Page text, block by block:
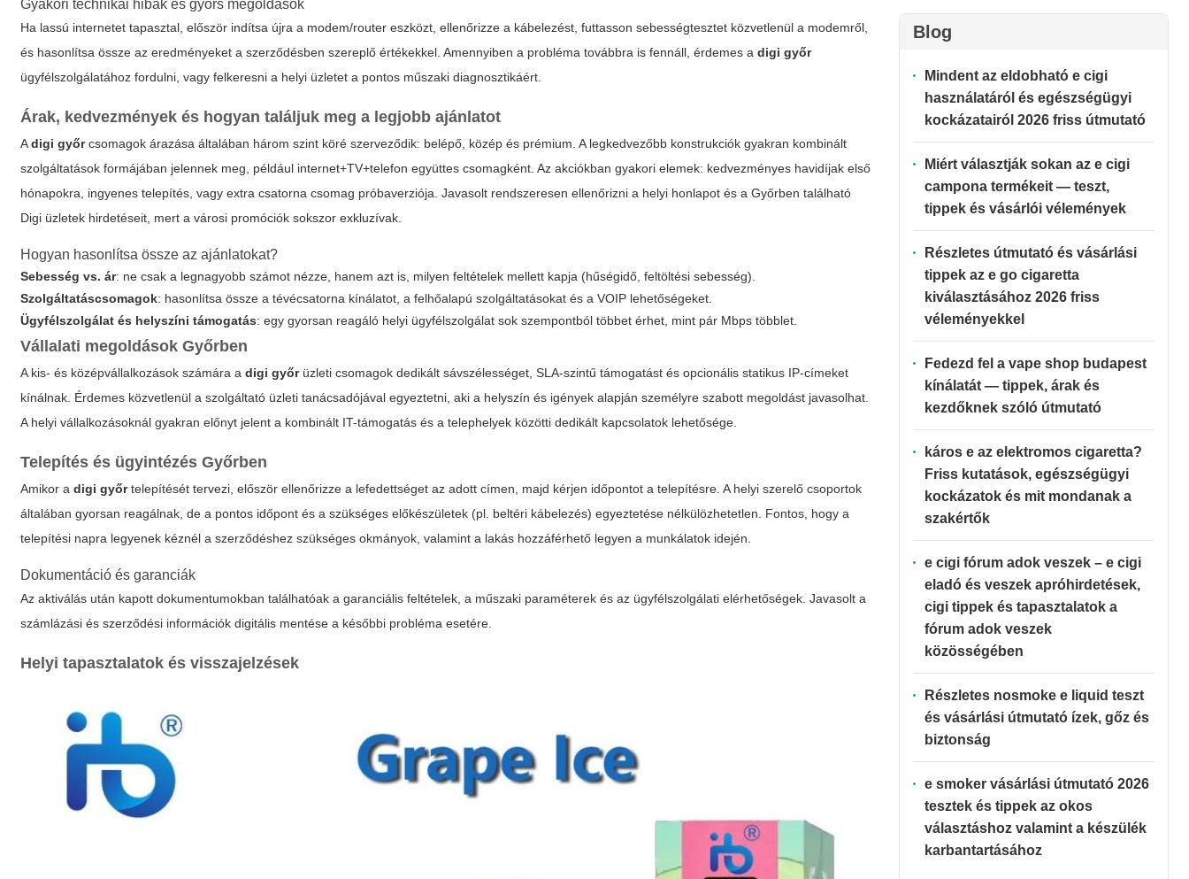
Gyakori technikai hibák és gyors megoldások
Ha lassú internetet tapasztal, először indítsa újra a modem/router eszközt, ellenőrizze a kábelezést, futtasson sebességtesztet közvetlenül a modemről,
és hasonlítsa össze az eredményeket a szerződésben szereplő értékekkel. Amennyiben a probléma továbbra is fennáll, érdemes adigi győr
ügyfélszolgálatához fordulni, vagy felkeresni a helyi üzletet a pontos műszaki diagnosztikáért.
Árak, kedvezmények és hogyan találjuk meg a legjobb ajánlatot
Adigi győrcsomagok árazása általában három szint köré szerveződik: belépő, közép és prémium. A legkedvezőbb konstrukciók gyakran kombinált
szolgáltatások formájában jelennek meg, például internet+TV+telefon együttes csomagként. Az akciókban gyakori elemek: kedvezményes havidíjak első
hónapokra, ingyenes telepítés, vagy extra csatorna csomag próbaverziója. Javasolt rendszeresen ellenőrizni a helyi honlapot és a Győrben található
Digi üzletek hirdetéseit, mert a városi promóciók sokszor exkluzívak.
Hogyan hasonlítsa össze az ajánlatokat?
Sebesség vs. ár: ne csak a legnagyobb számot nézze, hanem azt is, milyen feltételek mellett kapja (hűségidő, feltöltési sebesség).
Szolgáltatáscsomagok: hasonlítsa össze a tévécsatorna kínálatot, a felhőalapú szolgáltatásokat és a VOIP lehetőségeket.
Ügyfélszolgálat és helyszíni támogatás: egy gyorsan reagáló helyi ügyfélszolgálat sok szempontból többet érhet, mint pár Mbps többlet.
Vállalati megoldások Győrben
A kis- és középvállalkozások számára adigi győrüzleti csomagok dedikált sávszélességet, SLA-szintű támogatást és opcionális statikus IP-címeket
kínálnak. Érdemes közvetlenül a szolgáltató üzleti tanácsadójával egyeztetni, aki a helyszín és igények alapján személyre szabott megoldást javasolhat.
A helyi vállalkozásoknál gyakran előnyt jelent a kombinált IT-támogatás és a telephelyek közötti dedikált kapcsolatok lehetősége.
Telepítés és ügyintézés Győrben
Amikor adigi győrtelepítését tervezi, először ellenőrizze a lefedettséget az adott címen, majd kérjen időpontot a telepítésre. A helyi szerelő csoportok
általában gyorsan reagálnak, de a pontos időpont és a szükséges előkészületek (pl. beltéri kábelezés) egyeztetése nélkülözhetetlen. Fontos, hogy a
telepítési napra legyenek kéznél a szerződéshez szükséges okmányok, valamint a lakás hozzáférhető legyen a munkálatok idején.
Dokumentáció és garanciák
Az aktiválás után kapott dokumentumokban találhatóak a garanciális feltételek, a műszaki paraméterek és az ügyfélszolgálati elérhetőségek. Javasolt a
számlázási és szerződési információk digitális mentése a későbbi probléma esetére.
Helyi tapasztalatok és visszajelzések
Blog
Mindent az eldobható e cigi
használatáról és egészségügyi
kockázatairól 2026 friss útmutató
Miért választják sokan az e cigi
campona termékeit — teszt,
tippek és vásárlói vélemények
Részletes útmutató és vásárlási
tippek az e go cigaretta
kiválasztásához 2026 friss
véleményekkel
Fedezd fel a vape shop budapest
kínálatát — tippek, árak és
kezdőknek szóló útmutató
káros e az elektromos cigaretta?
Friss kutatások, egészségügyi
kockázatok és mit mondanak a
szakértők
e cigi fórum adok veszek – e cigi
eladó és veszek apróhirdetések,
cigi tippek és tapasztalatok a
fórum adok veszek
közösségében
Részletes nosmoke e liquid teszt
és vásárlási útmutató ízek, gőz és
biztonság
e smoker vásárlási útmutató 2026
tesztek és tippek az okos
választáshoz valamint a készülék
karbantartásához